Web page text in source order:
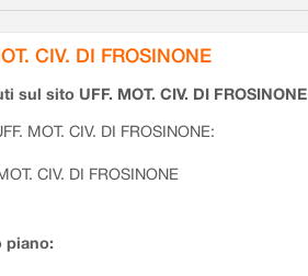
CIV. DI FROSINONE
sul sito UFF. MOT. CIV. DI FROSINONE
MOT. CIV. DI FROSINONE:
CIV. DI FROSINONE
piano: